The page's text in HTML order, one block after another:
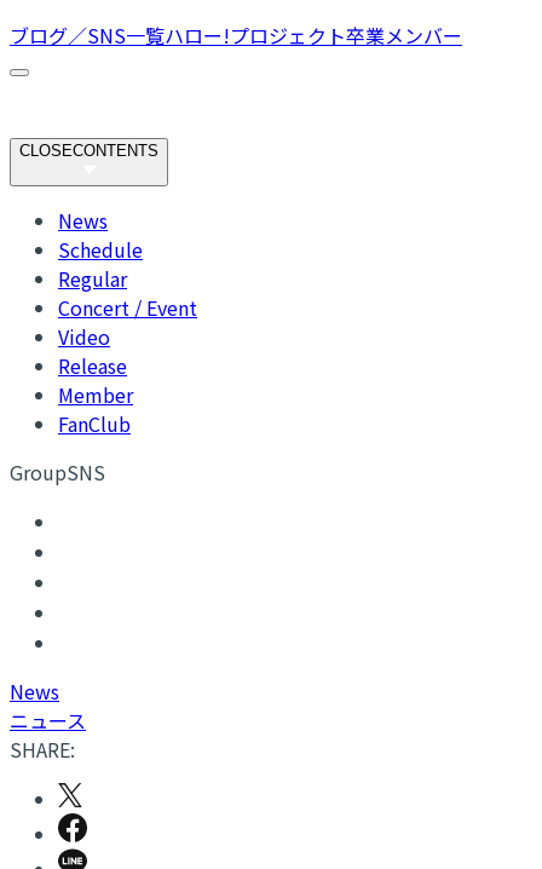
ブログ／SNS一覧ハロー!プロジェクト卒業メンバー
CLOSECONTENTS
News
Schedule
Regular
Concert / Event
Video
Release
Member
FanClub
GroupSNS
News
ニュース
SHARE: